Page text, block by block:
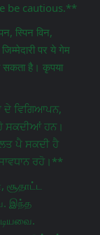
be cautious.**
स्पिन विन,
पर ये गेम
है। कृपया
ਦੇ ਵਿਗਿਆਪਨ,
ਸਕਦੀਆਂ ਹਨ।
ਪੈ ਸਕਦੀ ਹੈ
ਰਹੋ।**
இந்த